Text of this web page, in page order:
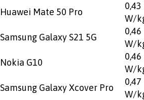
Huawei Mate 50 Pro
0,43
W/
Samsung Galaxy S21 5G
0,46
W/
Nokia G10
0,46
W/
Samsung Galaxy Xcover Pro
0,47
W/